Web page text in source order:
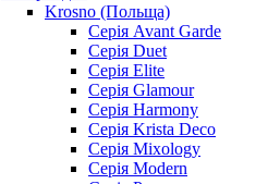
Krosno (Польща)
Серія Avant Garde
Серія Duet
Серія Elite
Серія Glamour
Серія Harmony
Серія Krista Deco
Серія Mixology
Серія Modern